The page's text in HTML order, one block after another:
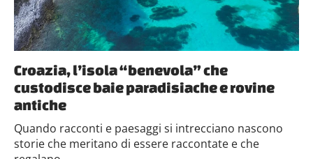
Croazia, l’isola “benevola” che
custodisce baie paradisiache e rovine
antiche
Quando racconti e paesaggi si intrecciano nascono
storie che meritano di essere raccontate e che